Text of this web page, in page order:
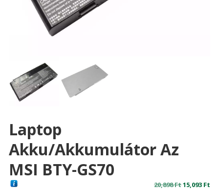
Laptop
Akku/akkumulátor Az
MSI BTY-GS70
20,898FtOriginal
15,093 Ft